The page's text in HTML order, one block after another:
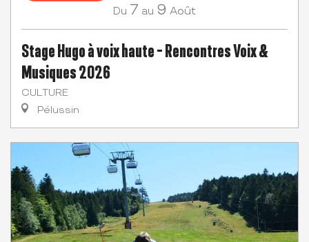
Du 7 au 9 Août
Stage Hugo à voix haute - Rencontres Voix &
Musiques 2026
CULTURE
Pélussin